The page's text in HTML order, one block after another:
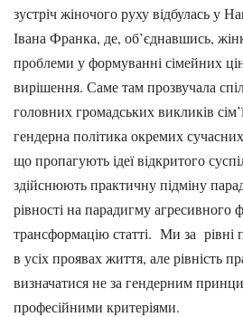
зустріч жіночого руху відбулась у
Івана Франка, де, об’єднавшись,
проблеми у формуванні сімейних
вирішення. Саме там прозвучала
головних громадських викликів
гендерна політика окремих
що пропагують ідеї відкритого
здійснюють практичну підміну
рівності на парадигму агресивного
трансформацію статті. Ми за рівні
в усіх проявах життя, але рівність
визначатися не за гендерним
професійними критеріями.